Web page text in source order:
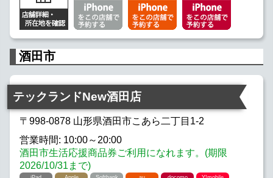
酒田市
テックランドNew酒田店
〒998-0878 山形県酒田市こあら二丁目1-2
営業時間: 10:00～20:00
酒田市生活応援商品券ご利用になれます。(期限
2026/10/31まで)